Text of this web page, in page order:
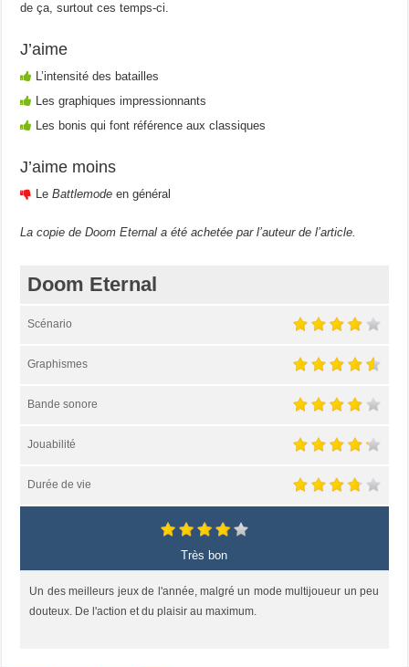
de ça, surtout ces temps-ci.
J’aime
L’intensité des batailles
Les graphiques impressionnants
Les bonis qui font référence aux classiques
J’aime moins
LeBattlemode en général
La copie de Doom Eternal a été achetée par l’auteur de l’article.
Doom Eternal
Scénario
Graphismes
Bande sonore
Jouabilité
Durée de vie
Très bon
Un des meilleurs jeux de l'année, malgré un mode multijoueur un peu
douteux. De l'action et du plaisir au maximum.